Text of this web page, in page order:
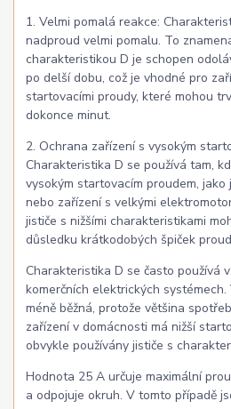
1. Velmi pomalá reakce:
nadproud velmi pomalu. To
charakteristikou D je schopen
po delší dobu, což je vhodné pro
startovacími proudy, které mohou
dokonce minut.
2. Ochrana zařízení s vysokým
Charakteristika D se používá tam,
vysokým startovacím proudem,
nebo zařízení s velkými
jističe s nižšími charakteristikami
důsledku krátkodobých špiček
Charakteristika D se často používá
komerčních elektrických
méně běžná, protože většina
zařízení v domácnosti má nižší
obvykle používány jističe s
Hodnota 25 A určuje maximální
a odpojuje okruh. V tomto případě